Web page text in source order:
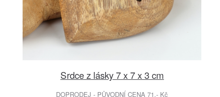
Srdce z lásky 7 x 7 x 3 cm
DOPRODEJ - PŮVODNÍ CENA 71.- Kč